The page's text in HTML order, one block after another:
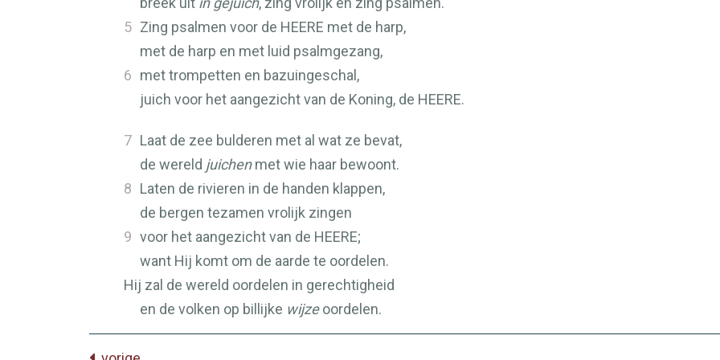
5 Zing psalmen voor de HEERE met de harp,
met de harp en met luid psalmgezang,
6 met trompetten en bazuingeschal,
juich voor het aangezicht van de Koning, de HEERE.
7 Laat de zee bulderen met al wat ze bevat,
de wereld juichenmet wie haar bewoont.
8 Laten de rivieren in de handen klappen,
de bergen tezamen vrolijk zingen
9 voor het aangezicht van de HEERE;
want Hij komt om de aarde te oordelen.
Hij zal de wereld oordelen in gerechtigheid
en de volken op billijke wijzeoordelen.